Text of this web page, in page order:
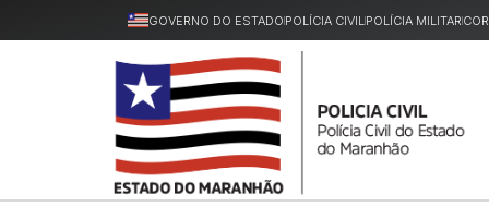
GOVERNO DO ESTADOPOLÍCIA CIVILPOLÍCIA MILITAR